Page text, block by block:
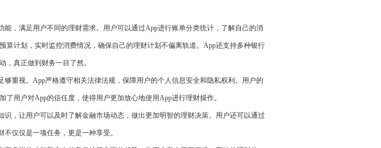
，满足用户不同的理财需求。用户可以通过App进行账单分类统计，了解自己的消
算计划，实时监控消费情况，确保自己的理财计划不偏离轨道。App还支持多种银行
，真正做到财务一目了然。
重视。App严格遵守相关法律法规，保障用户的个人信息安全和隐私权利。用户的
用户对App的信任度，使得用户更加放心地使用App进行理财操作。
，让用户可以及时了解金融市场动态，做出更加明智的理财决策。用户还可以通过
仅仅是一项任务，更是一种享受。